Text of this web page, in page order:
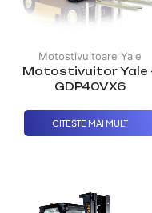
Motostivuitoare Yale
Motostivuitor Yale
GDP40VX6
CITEȘTE MAI MULT